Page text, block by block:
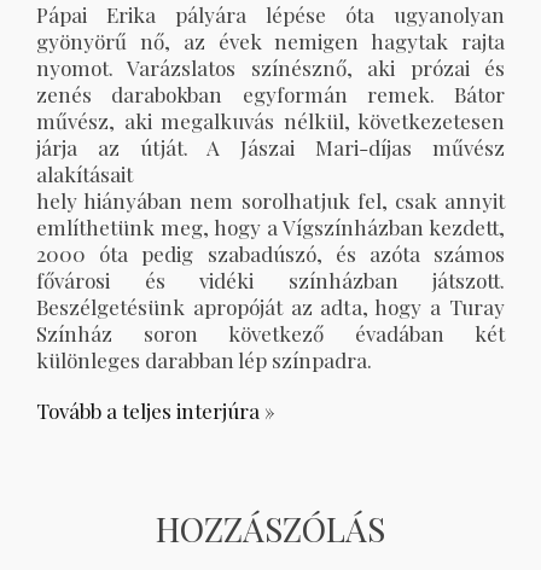
Pápai Erika pályára lépése óta ugyanolyan
gyönyörű nő, az évek nemigen hagytak rajta
nyomot. Varázslatos színésznő, aki prózai és
zenés darabokban egyformán remek. Bátor
művész, aki megalkuvás nélkül, következetesen
járja az útját. A Jászai Mari-díjas művész
alakításait
hely hiányában nem sorolhatjuk fel, csak annyit
említhetünk meg, hogy a Vígszínházban kezdett,
2000 óta pedig szabadúszó, és azóta számos
fővárosi és vidéki színházban játszott.
Beszélgetésünk apropóját az adta, hogy a Turay
Színház soron következő évadában két
különleges darabban lép színpadra.
Tovább a teljes interjúra »
HOZZÁSZÓLÁS